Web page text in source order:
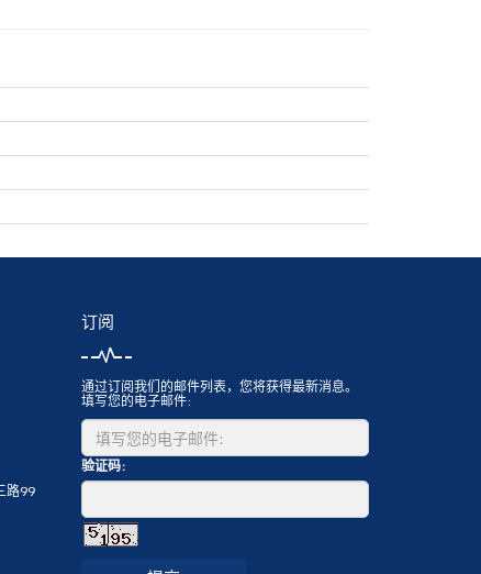
路99
订阅
通过订阅我们的邮件列表，您将获得最新消息。
填写您的电子邮件:
验证码: